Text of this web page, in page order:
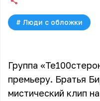
# Люди с обложки
Группа
премьеру. Братья
мистический клип